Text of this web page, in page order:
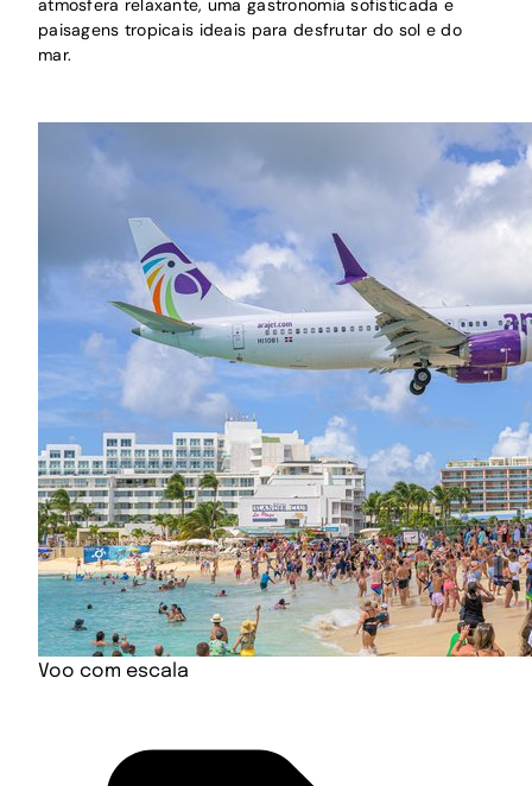
paisagens tropicais ideais para desfrutar do sol e do
mar.
Voo com escala